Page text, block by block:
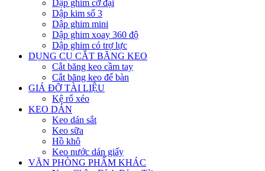
Dập ghim cỡ đại
Dập kim số 3
Dập ghim mini
Dập ghim xoay 360 độ
Dập ghim có trợ lực
DỤNG CỤ CẮT BĂNG KEO
Cắt băng keo cầm tay
Cắt băng keo để bàn
GIÁ ĐỠ TÀI LIỆU
Kệ rổ xéo
KEO DÁN
Keo dán sắt
Keo sữa
Hồ khô
Keo nước dán giấy
VĂN PHÒNG PHẨM KHÁC